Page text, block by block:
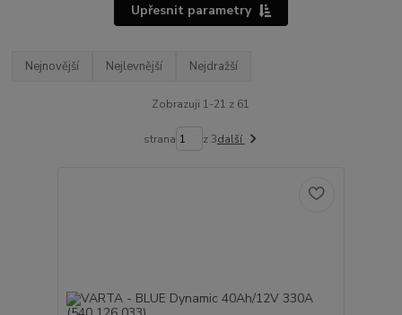
Upřesnit parametry
Nejnovější Nejlevnější Nejdražší
Zobrazuji 1-21 z 61
strana z 3další